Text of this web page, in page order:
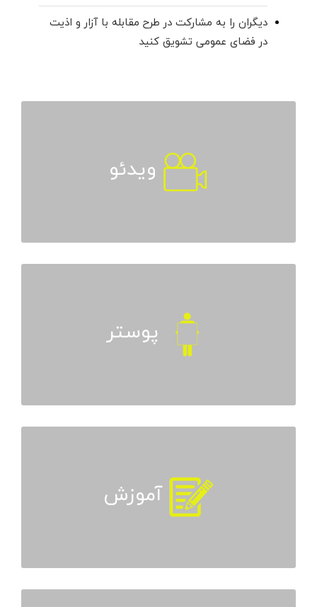
دیگران را به مشارکت در طرح مقابله با آزار و اذیت
در فضای عمومی تشویق کنید
ویدئو
پوستر
آموزش